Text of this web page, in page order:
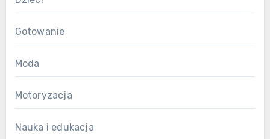
Gotowanie
Moda
Motoryzacja
Nauka i edukacja